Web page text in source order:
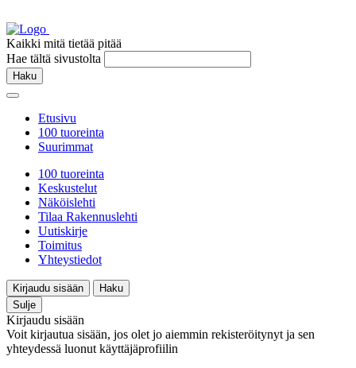
Kaikki mitä tietää pitää
Hae tältä sivustolta
Haku
Etusivu
100 tuoreinta
Suurimmat
100 tuoreinta
Keskustelut
Näköislehti
Tilaa Rakennuslehti
Uutiskirje
Toimitus
Yhteystiedot
Kirjaudu sisään
Haku
Sulje
Kirjaudu sisään
Voit kirjautua sisään, jos olet jo aiemmin rekisteröitynyt ja sen
yhteydessä luonut käyttäjäprofiilin